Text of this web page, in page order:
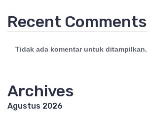
Recent Comments
Tidak ada komentar untuk ditampilkan.
Archives
Agustus 2026